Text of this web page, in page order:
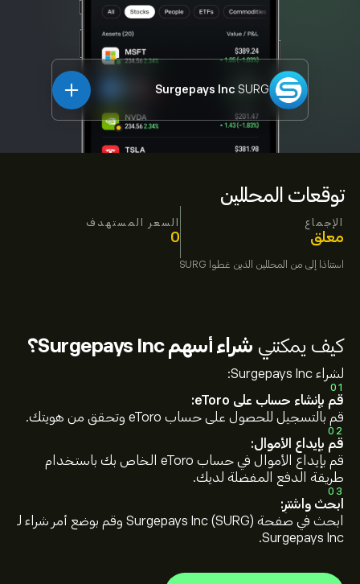
توقعات المحللين
الإجماع
معلق
السعر المستهدف
0
استنادًا إلى من المحللين الذين غطوا SURG
Surgepays Inc SURG
كيف يمكنني شراء أسهم Surgepays Inc؟
لشراء Surgepays Inc:
01
قم بإنشاء حساب على eToro:
قم بالتسجيل للحصول على حساب eToro وتحقق من هويتك.
02
قم بإيداع الأموال:
قم بإيداع الأموال في حساب eToro الخاص بك باستخدام
طريقة الدفع المفضلة لديك.
03
ابحث واشترِ:
ابحث في صفحة Surgepays Inc (SURG) وقم بوضع أمر شراء لـ
Surgepays Inc.